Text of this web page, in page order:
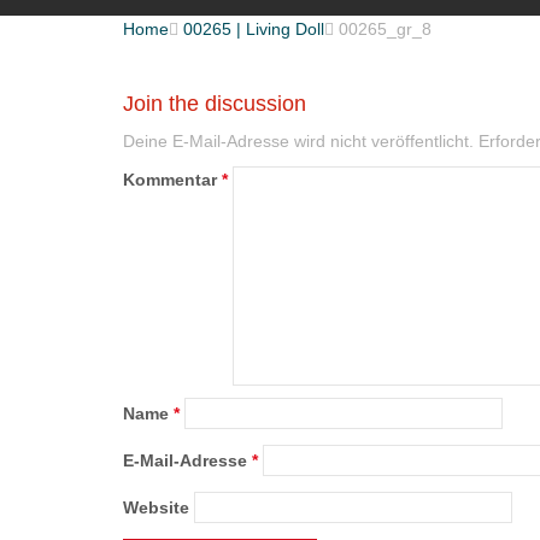
Home 00265 | Living Doll 00265_gr_8
Join the discussion
Deine E-Mail-Adresse wird nicht veröffentlicht.
Kommentar*
Name *
E-Mail-Adresse *
Website